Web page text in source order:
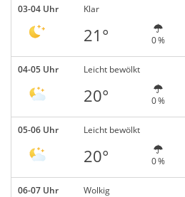
03-04 Uhr Klar
21° 0 %
04-05 Uhr Leicht bewölkt
20° 0 %
05-06 Uhr Leicht bewölkt
20° 0 %
06-07 Uhr Wolkig